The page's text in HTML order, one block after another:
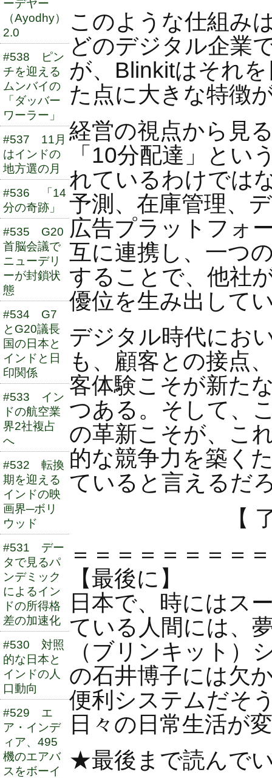
ーデヤー
（Ayodhy）
2.0
#538 ピン
チを迎える
ムンバイの
「ダッバー
ワーラー」
#537 11月
はインドの
地方選の月
#536 「14
分の奇跡」
#535 G20
首脳会議で
ニューデリ
ーが封鎖状
態
#534 G7
とG20議長
国の日本と
インドと日
印関係
#533 イン
ドの航空業
界2社複占
へ
#532 転換
期を迎える
インドの映
画界─ボリ
ウッド
#531 デー
タで見るパ
ンデミック
によるイン
ドの所得格
差の加速化
#530 対照
的な日本と
インドの人
口動向
#529 エ
ア・インデ
ィア、495
機のエアバ
スをボーイ
このような仕組み
どのデジタル企業
が、Blinkitはそれ
た点に大きな特徴
経営の視点から見
「10分配達」とい
れているわけでは
予測、在庫管理、
広告プラットフォ
互に連携し、一つ
することで、他社
優位を生み出して
デジタル時代にお
も、顧客との接点
客体験こそが新た
つある。そして、
の革新こそが、こ
的な競争力を築く
ていると言えるだ
【 了
＝＝＝＝＝＝＝＝
【最後に】
日本で、時にはス
ている人間には、
（ブリンキット）
の石井博子には欠
便利システムだそ
日々の日常生活が
★最後まで読んで